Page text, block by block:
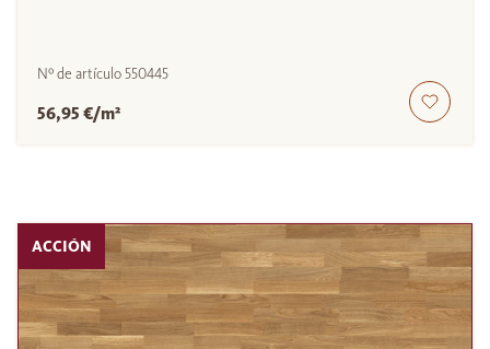
Nº de artículo550445
56,95 €/m²
ACCIÓN